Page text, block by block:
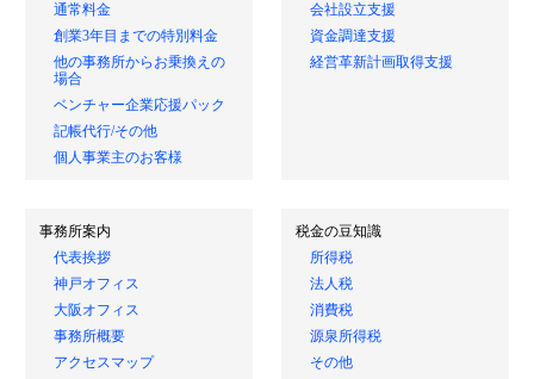
通常料金
創業3年目までの特別料金
他の事務所からお乗換えの
場合
ベンチャー企業応援パック
記帳代行/その他
個人事業主のお客様
会社設立支援
資金調達支援
経営革新計画取得支援
事務所案内
代表挨拶
神戸オフィス
大阪オフィス
事務所概要
アクセスマップ
税金の豆知識
所得税
法人税
消費税
源泉所得税
その他